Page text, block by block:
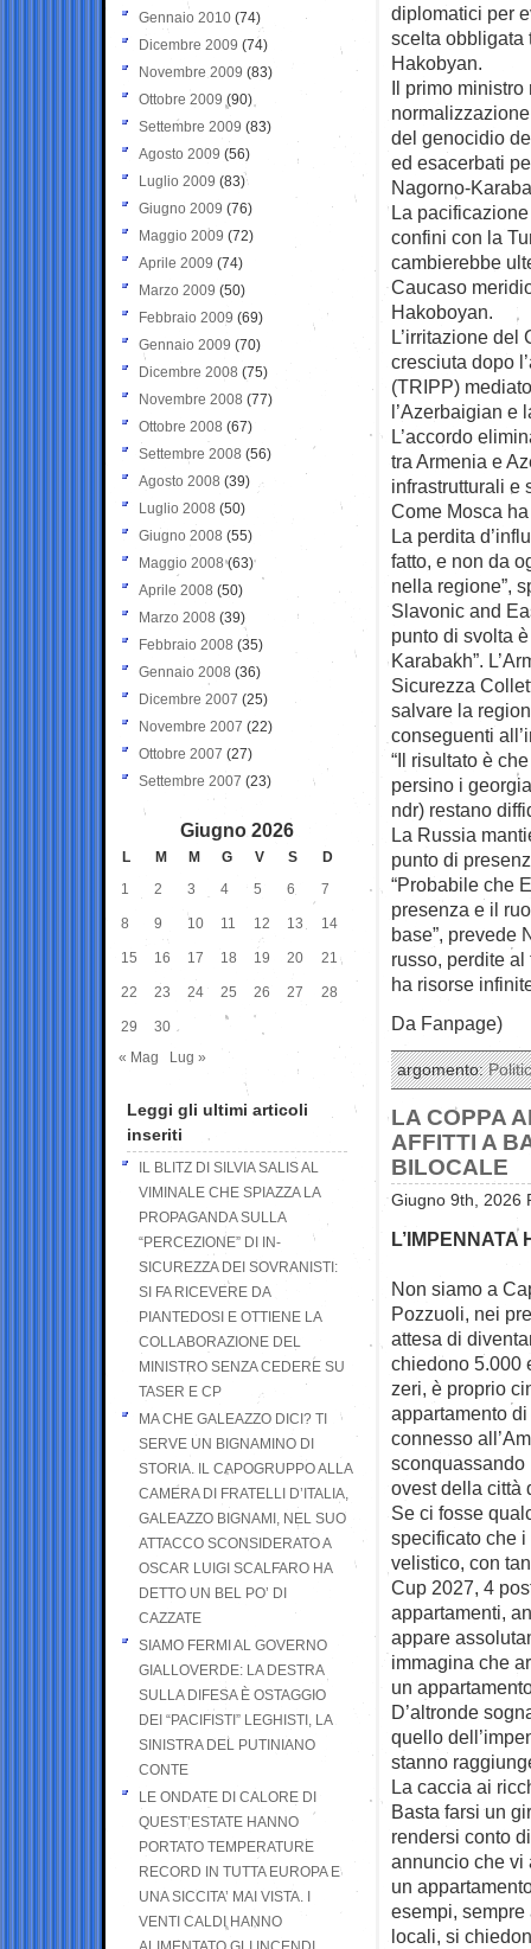
diplomatici per
scelta obbligata
Hakobyan.
Il primo
del genocidio
ed esacerbati
Nagorno-
La
confini con la
cambierebbe
Caucaso
Hakoboyan.
L’irritazione
cresciuta dopo
(TRIPP)
l’Azerbaigian e
L’accordo
tra Armenia e
infrastrutturali e
Come Mosca
La perdita
fatto, e non da
nella regione”,
Slavonic and
punto di svolta
Karabakh”.
Sicurezza
salvare la
conseguenti
“Il risultato è
persino i
ndr) restano
La Russia
punto di
“Probabile che
presenza e il
base”, prevede
russo, perdite
ha risorse
Da Fanpage)
argomento:
LA COPPA
AFFITTI A
BILOCALE
Giugno 9th, 2026
L’IMPENNATA
Non siamo a
Pozzuoli, nei
attesa di
chiedono 5.000
zeri, è proprio
appartamento
connesso
sconquassando
ovest della città
Se ci fosse
specificato che i
velistico, con
Cup 2027, 4
appartamenti,
appare
immagina che
un
D’altronde
quello
stanno
La caccia ai
Basta farsi un
rendersi conto
annuncio che vi
un
esempi,
locali, si
Gennaio 2010 (74)
Dicembre 2009 (74)
Novembre 2009 (83)
Ottobre 2009 (90)
Settembre 2009 (83)
Agosto 2009 (56)
Luglio 2009 (83)
Giugno 2009 (76)
Maggio 2009 (72)
Aprile 2009 (74)
Marzo 2009 (50)
Febbraio 2009 (69)
Gennaio 2009 (70)
Dicembre 2008 (75)
Novembre 2008 (77)
Ottobre 2008 (67)
Settembre 2008 (56)
Agosto 2008 (39)
Luglio 2008 (50)
Giugno 2008 (55)
Maggio 2008(63)
Aprile 2008 (50)
Marzo 2008 (39)
Febbraio 2008 (35)
Gennaio 2008 (36)
Dicembre 2007 (25)
Novembre 2007 (22)
Ottobre 2007 (27)
Settembre 2007 (23)
Giugno 2026
L M M G V S
D
1
2 3 4 5 6 7
8 9 10 11 12 13 14
15 16 17 18 19 20 21
22 23 24 25 26 27 28
29
30
« Mag
Lug »
Leggi gli ultimi articoli
inseriti
IL BLITZ DI SILVIA SALIS AL
VIMINALE CHE SPIAZZA LA
PROPAGANDA SULLA
“PERCEZIONE” DI IN-
SICUREZZA DEI SOVRANISTI:
SI FA RICEVERE DA
PIANTEDOSI E OTTIENE LA
COLLABORAZIONE DEL
MINISTRO SENZA CEDERE SU
TASER E CP
MA CHE GALEAZZO DICI? TI
SERVE UN BIGNAMINO DI
STORIA. IL CAPOGRUPPO ALLA
CAMERA DI FRATELLI D’ITALIA,
GALEAZZO BIGNAMI, NEL SUO
ATTACCO SCONSIDERATO A
OSCAR LUIGI SCALFARO HA
DETTO UN BEL PO’ DI
CAZZATE
SIAMO FERMI AL GOVERNO
GIALLOVERDE: LA DESTRA
SULLA DIFESA È OSTAGGIO
DEI “PACIFISTI” LEGHISTI, LA
SINISTRA DEL PUTINIANO
CONTE
LE ONDATE DI CALORE DI
QUEST’ESTATE HANNO
PORTATO TEMPERATURE
RECORD IN TUTTA EUROPA E
UNA SICCITA’ MAI VISTA. I
VENTI CALDI HANNO